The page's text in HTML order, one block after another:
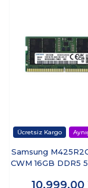
Samsung
CWM 16GB DDR5
10.999,00